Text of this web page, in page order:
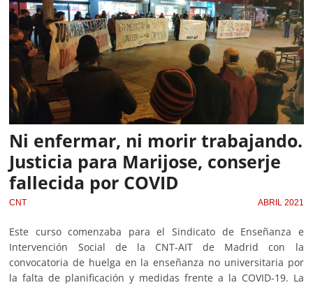
Ni enfermar, ni morir trabajando.
Justicia para Marijose, conserje
fallecida por COVID
CNT ABRIL 2021
Este curso comenzaba para el Sindicato de Enseñanza e
Intervención Social de la CNT-AIT de Madrid con la
convocatoria de huelga en la enseñanza no universitaria por
la falta de planificación y medidas frente a la COVID-19. La